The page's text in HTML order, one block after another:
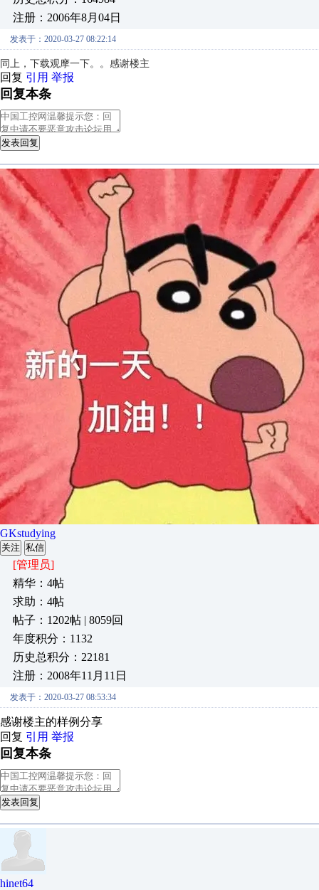
注册：2006年8月04日
发表于：2020-03-27 08:22:14
同上，下载观摩一下。。感谢楼主
回复 引用 举报
回复本条
发表回复
GKstudying
关注 私信
[管理员]
精华：4帖
求助：4帖
帖子：1202帖 | 8059回
年度积分：1132
历史总积分：22181
注册：2008年11月11日
发表于：2020-03-27 08:53:34
感谢楼主的样例分享
回复 引用 举报
回复本条
发表回复
hinet64